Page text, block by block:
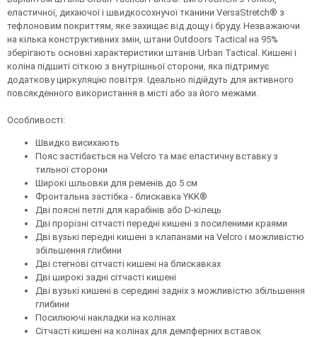
еластичної, дихаючої і швидкосохнучої тканини VersaStretch® з
тефлоновим покриттям, яке захищає від дощу і бруду. Незважаючи
на кілька конструктивних змін, штани Outdoors Tactical на 95%
зберігають основні характеристики штанів Urban Tactical. Кишені і
коліна підшиті сіткою з внутрішньої сторони, яка підтримує
додаткову циркуляцію повітря. Ідеально підійдуть для активного
повсякденного використання в місті або за його межами.
Особливості:
Швидко висихають
Пояс застібається на Velcro та має еластичну вставку з
тильної сторони
Широкі шльовки для ременів до 5 см
Фронтальна застібка - блискавка YKK®
Дві поясні петлі для карабінів або D-кілець
Дві прорізні сітчасті передні кишені з посиленими краями
Дві вузькі передні кишені з клапанами на Velcro і можливістю
збільшення глибини
Дві стегнові сітчасті кишені на блискавках
Дві широкі задні сітчасті кишені
Дві вузькі кишені в середині задніх з можливістю збільшення
глибини
Посилюючі накладки на колінах
Сітчасті кишені на колінах для демпферних вставок